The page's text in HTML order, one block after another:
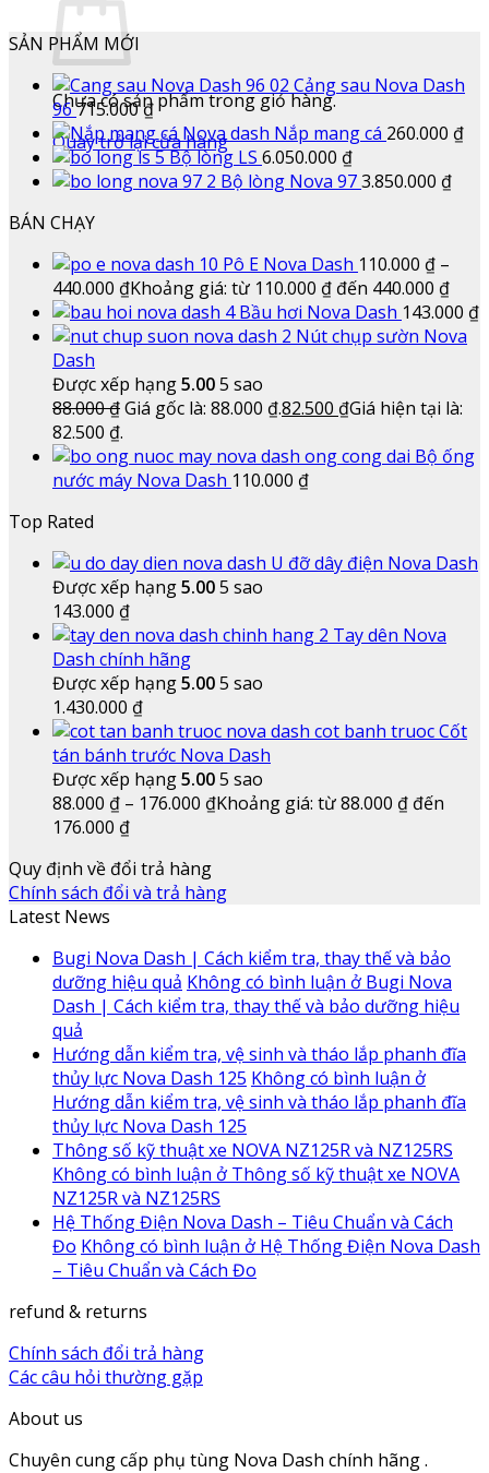
Chưa có sản phẩm trong giỏ hàng.
Quay trở lại cửa hàng
SẢN PHẨM MỚI
Cảng sau Nova Dash
96715.000₫
Nắp mang cá 260.000 ₫
Bộ lòng LS 6.050.000 ₫
Bộ lòng Nova 973.850.000 ₫
BÁN CHẠY
Pô E Nova Dash 110.000 ₫ –
440.000 ₫Khoảng giá: từ 110.000 ₫ đến 440.000 ₫
Bầu hơi Nova Dash 143.000 ₫
Nút chụp sườn Nova
Dash
Được xếp hạng5.005 sao
88.000₫Giá gốc là: 88.000 ₫.82.500 ₫Giá hiện tại là:
82.500 ₫.
Bộ ống
nước máy Nova Dash 110.000 ₫
Top Rated
U đỡ dây điện Nova Dash
Được xếp hạng5.005 sao
143.000 ₫
Tay dên Nova
Dash chính hãng
Được xếp hạng5.005 sao
1.430.000 ₫
Cốt
tán bánh trước Nova Dash
Được xếp hạng5.005 sao
88.000 ₫ – 176.000 ₫Khoảng giá: từ 88.000 ₫ đến
176.000 ₫
Quy định về đổi trả hàng
Chính sách đổi và trả hàng
Latest News
Bugi Nova Dash | Cách kiểm tra, thay thế và bảo
dưỡng hiệu quả Không có bình luận ở Bugi Nova
Dash | Cách kiểm tra, thay thế và bảo dưỡng hiệu
quả
Hướng dẫn kiểm tra, vệ sinh và tháo lắp phanh đĩa
thủy lực Nova Dash 125 Không có bình luận ở
Hướng dẫn kiểm tra, vệ sinh và tháo lắp phanh đĩa
thủy lực Nova Dash 125
Thông số kỹ thuật xe NOVA NZ125R và NZ125RS
Không có bình luận ở Thông số kỹ thuật xe NOVA
NZ125R và NZ125RS
Hệ Thống Điện Nova Dash – Tiêu Chuẩn và Cách
Đo Không có bình luận ở Hệ Thống Điện Nova Dash
– Tiêu Chuẩn và Cách Đo
refund & returns
Chính sách đổi trả hàng
Các câu hỏi thường gặp
About us
Chuyên cung cấp phụ tùng Nova Dash chính hãng .